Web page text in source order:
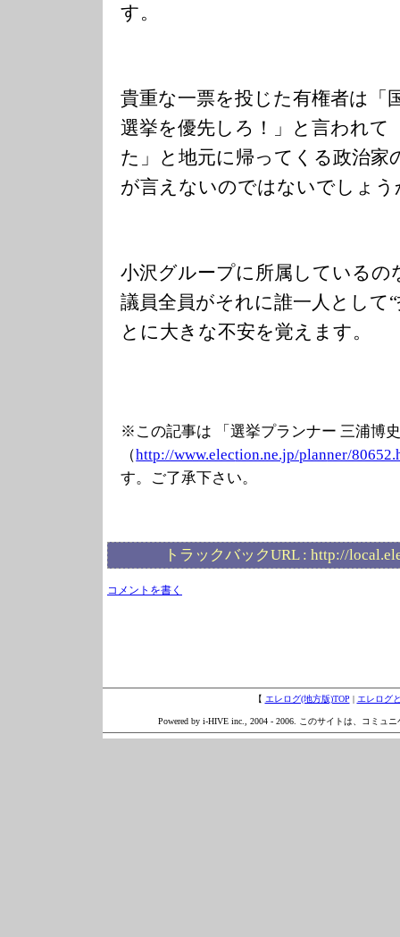
す。
貴重な一票を投じた有権者は「
選挙を優先しろ！」と言われて
た」と地元に帰ってくる政治家
が言えないのではないでしょう
小沢グループに所属しているの
議員全員がそれに誰一人として
とに大きな不安を覚えます。
※この記事は 「選挙プランナー 三浦博
（http://www.election.ne.jp/planner/
す。ご了承下さい。
トラックバックURL : http://
コメントを書く
【 エレログ(地方版)TOP | エレログ
Powered by i-HIVE inc., 2004 - 2006. このサイトは、コミュ